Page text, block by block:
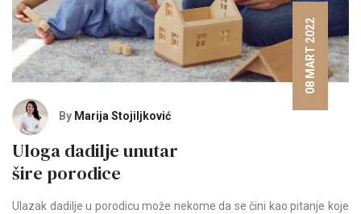
08 MART 2022
By Marija Stojiljković
Uloga dadilje unutar
šire porodice
Ulazak dadilje u porodicu može nekome da se čini kao pitanje koje